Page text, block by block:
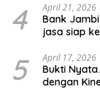
4 April 21, 2026
Bank
jasa siap
5 April 17, 2026
Bukti
dengan